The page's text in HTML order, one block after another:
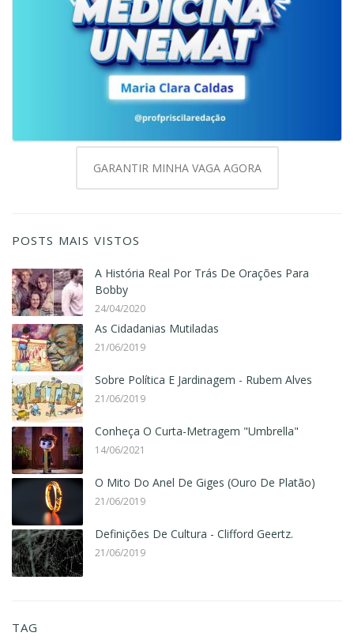
GARANTIR MINHA VAGA AGORA
POSTS MAIS VISTOS
A História Real Por Trás De Orações Para
Bobby
24/04/2020
As Cidadanias Mutiladas
21/06/2019
Sobre Política E Jardinagem - Rubem Alves
21/06/2019
Conheça O Curta-Metragem "Umbrella"
14/06/2021
O Mito Do Anel De Giges (Ouro De Platão)
21/06/2019
Definições De Cultura - Clifford Geertz.
21/06/2019
TAG